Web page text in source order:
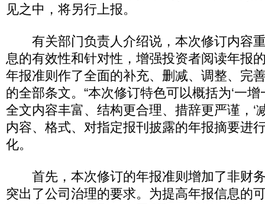
见之中，将另行上报。
有关部门负责人介绍说，本次修订内容
息的有效性和针对性，增强投资者阅读年报
年报准则作了全面的补充、删减、调整、完
的全部条文。“本次修订特色可以概括为‘一增
全文内容丰富、结构更合理、措辞更严谨，‘
内容、格式、对指定报刊披露的年报摘要进
化。
首先，本次修订的年报准则增加了非财
突出了公司治理的要求。为提高年报信息的